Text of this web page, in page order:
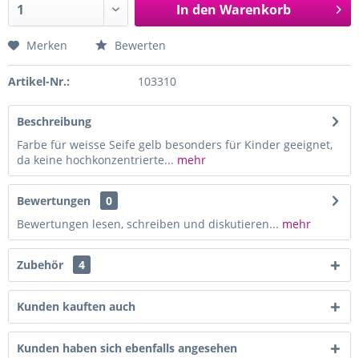
In den Warenkorb
Merken Bewerten
Artikel-Nr.: 103310
Beschreibung
Farbe für weisse Seife gelb besonders für Kinder geeignet,
da keine hochkonzentrierte... mehr
Bewertungen
0
Bewertungen lesen, schreiben und diskutieren... mehr
Zubehör 4
Kunden kauften auch
Kunden haben sich ebenfalls angesehen